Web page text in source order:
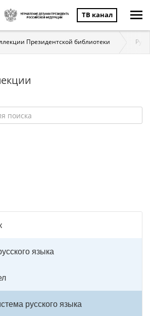
ТВ канал
Президентской библиотеки
языка
русского языка